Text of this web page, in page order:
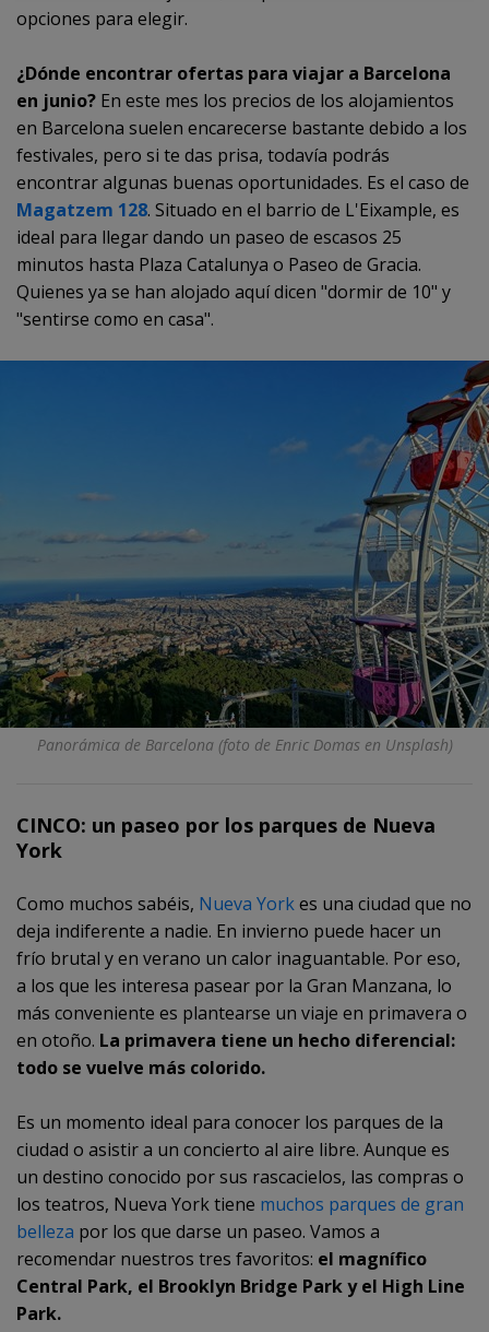
opciones para elegir.
¿Dónde encontrar ofertas para viajar a Barcelona
en junio? En este mes los precios de los alojamientos
en Barcelona suelen encarecerse bastante debido a los
festivales, pero si te das prisa, todavía podrás
encontrar algunas buenas oportunidades. Es el caso de
Magatzem 128. Situado en el barrio de L'Eixample, es
ideal para llegar dando un paseo de escasos 25
minutos hasta Plaza Catalunya o Paseo de Gracia.
Quienes ya se han alojado aquí dicen "dormir de 10" y
"sentirse como en casa".
Panorámica de Barcelona (foto de Enric Domas en Unsplash)
CINCO: un paseo por los parques de Nueva
York
Como muchos sabéis, Nueva Yorkes una ciudad que no
deja indiferente a nadie. En invierno puede hacer un
frío brutal y en verano un calor inaguantable. Por eso,
a los que les interesa pasear por la Gran Manzana, lo
más conveniente es plantearse un viaje en primavera o
en otoño. La primavera tiene un hecho diferencial:
todo se vuelve más colorido.
Es un momento ideal para conocer los parques de la
ciudad o asistir a un concierto al aire libre. Aunque es
un destino conocido por sus rascacielos, las compras o
los teatros, Nueva York tiene muchos parques de gran
belleza por los que darse un paseo. Vamos a
recomendar nuestros tres favoritos: el magnífico
Central Park, el Brooklyn Bridge Park y el High Line
Park.